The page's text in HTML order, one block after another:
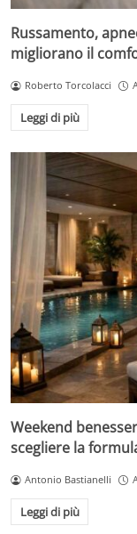
Russamento,
migliorano il
Roberto Torcolacci
Leggi di più
Weekend
scegliere la
Antonio Bastianelli
Leggi di più